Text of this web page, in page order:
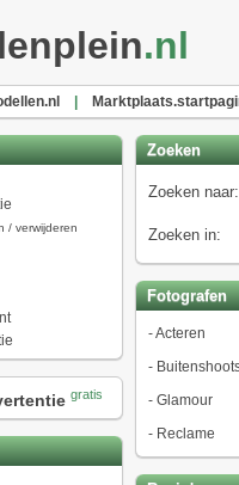
.nl
/ verwijderen
gratis
Zoeken
Zoeken naar:
Zoeken in:
Fotografen
-Acteren
-
- Glamour
- Reclame